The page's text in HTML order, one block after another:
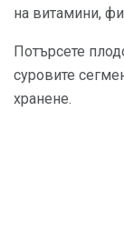
на витамини,
Потърсете
суровите
хранене.